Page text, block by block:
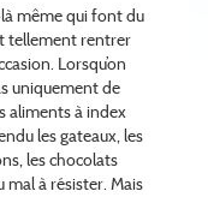
même qui font du
tellement rentrer
Lorsqu’on
uniquement de
aliments à index
les gateaux, les
les chocolats
mal à résister. Mais